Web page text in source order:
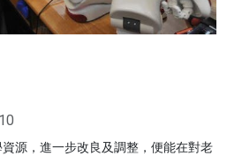
源，進一步改良及調整，便能在對老